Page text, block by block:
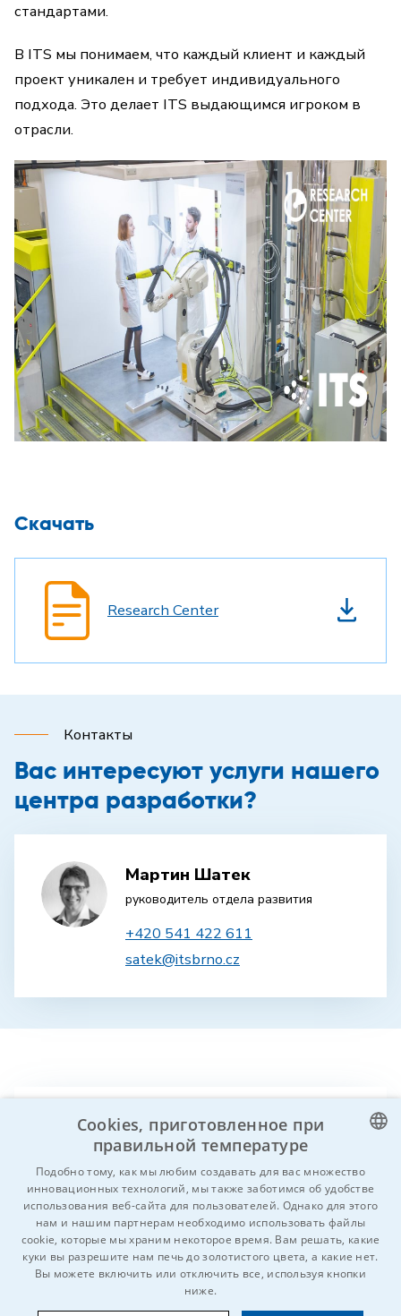
стандартами.
В ITS мы понимаем, что каждый клиент и каждый
проект уникален и требует индивидуального
подхода. Это делает ITS выдающимся игроком в
отрасли.
Скачать
Research Center
Контакты
Вас интересуют услуги нашего
центра разработки?
Мартин Шатек
руководитель отдела развития
+420 541 422 611
satek@itsbrno.cz
Вы знаете кого-нибудь, кому это может
быть интересно?
Hе стесняйтесь и
поделитесь!
CZECH
ENGLISH
GERMAN
RUSSIAN
Cookies, приготовленное при
правильной температуре
Подобно тому, как мы любим создавать для вас множество
инновационных технологий, мы также заботимся об удобстве
использования веб-сайта для пользователей. Однако для этого
нам и нашим партнерам необходимо использовать файлы
cookie, которые мы храним некоторое время. Вам решать, какие
куки вы разрешите нам печь до золотистого цвета, а какие нет.
Вы можете включить или отключить все, используя кнопки
ниже.